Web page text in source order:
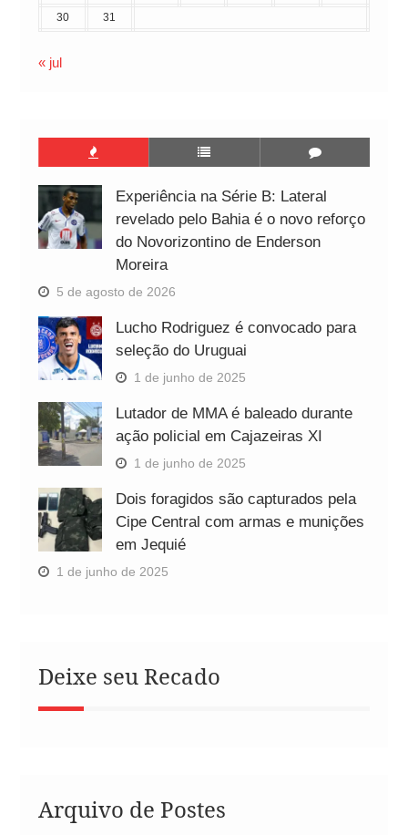
30
31
« jul
Experiência na Série B: Lateral
revelado pelo Bahia é o novo reforço
do Novorizontino de Enderson
Moreira
5 de agosto de 2026
Lucho Rodriguez é convocado para
seleção do Uruguai
1 de junho de 2025
Lutador de MMA é baleado durante
ação policial em Cajazeiras XI
1 de junho de 2025
Dois foragidos são capturados pela
Cipe Central com armas e munições
em Jequié
1 de junho de 2025
Deixe seu Recado
Arquivo de Postes